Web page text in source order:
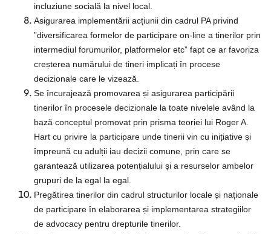
incluziune socială la nivel local.
Asigurarea implementării acțiunii din cadrul PA privind
”diversificarea formelor de participare on-line a tinerilor prin
intermediul forumurilor, platformelor etc” fapt ce ar favoriza
creșterea numărului de tineri implicați în procese
decizionale care le vizează.
Se încurajează promovarea și asigurarea participării
tinerilor în procesele decizionale la toate nivelele având la
bază conceptul promovat prin prisma teoriei lui Roger A.
Hart cu privire la participare unde tinerii vin cu inițiative și
împreună cu adulții iau decizii comune, prin care se
garantează utilizarea potențialului și a resurselor ambelor
grupuri de la egal la egal.
Pregătirea tinerilor din cadrul structurilor locale și naționale
de participare în elaborarea și implementarea strategiilor
de advocacy pentru drepturile tinerilor.